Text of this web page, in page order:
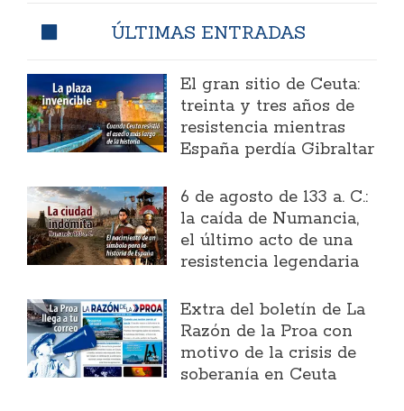
ÚLTIMAS ENTRADAS
El gran sitio de Ceuta:
treinta y tres años de
resistencia mientras
España perdía Gibraltar
6 de agosto de 133 a. C.:
la caída de Numancia,
el último acto de una
resistencia legendaria
Extra del boletín de La
Razón de la Proa con
motivo de la crisis de
soberanía en Ceuta